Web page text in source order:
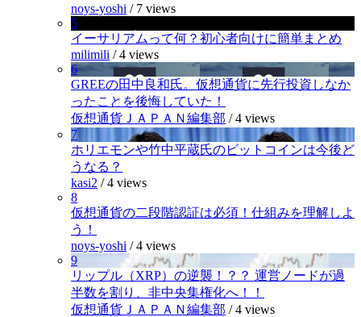
noys-yoshi / 7 views
5
イーサリアムって何？初心者向けに簡単まとめ
milimili /4 views
6
GREEの田中良和氏。仮想通貨に先行投資しなか
ったことを後悔していた！
仮想通貨ＪＡＰＡＮ編集部 /4 views
7
ホリエモンや竹中平蔵氏のビットコインは今後ど
うなる？
kasi2 /4 views
8
仮想通貨の二段階認証は必須！仕組みを理解しよ
う！
noys-yoshi /4 views
9
リップル（XRP）の逆襲！？？ 運営ノードが過
半数を割り、非中央集権化へ！！
仮想通貨ＪＡＰＡＮ編集部 /4 views